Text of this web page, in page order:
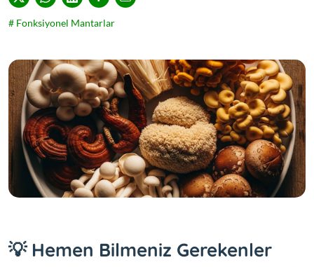
# Fonksiyonel Mantarlar
💡 Hemen Bilmeniz Gerekenler